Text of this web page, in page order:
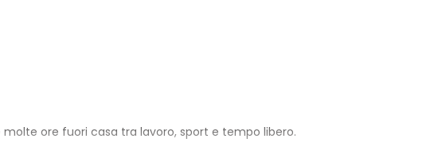
ore fuori casa tra lavoro, sport e tempo libero.